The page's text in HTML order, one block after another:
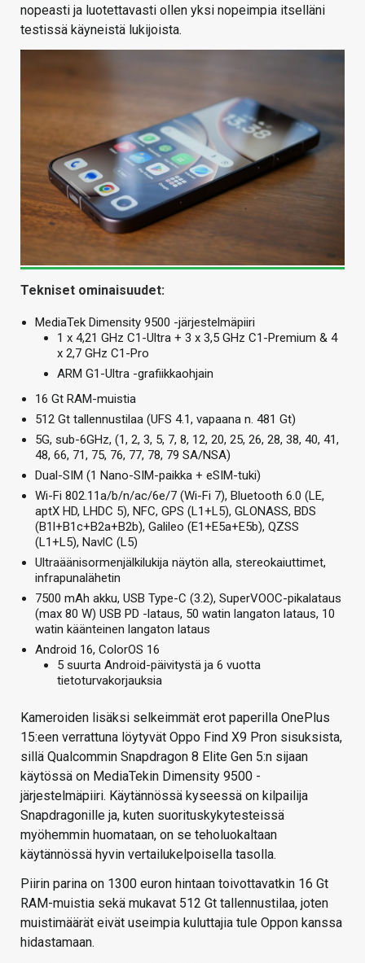
nopeasti ja luotettavasti ollen yksi nopeimpia itselläni
testissä käyneistä lukijoista.
Tekniset ominaisuudet:
MediaTek Dimensity 9500 -järjestelmäpiiri
1 x 4,21 GHz C1-Ultra + 3 x 3,5 GHz C1-Premium & 4
x 2,7 GHz C1-Pro
ARM G1-Ultra -grafiikkaohjain
16 Gt RAM-muistia
512 Gt tallennustilaa (UFS 4.1, vapaana n. 481 Gt)
5G, sub-6GHz, (1, 2, 3, 5, 7, 8, 12, 20, 25, 26, 28, 38, 40, 41,
48, 66, 71, 75, 76, 77, 78, 79 SA/NSA)
Dual-SIM (1 Nano-SIM-paikka + eSIM-tuki)
Wi-Fi 802.11a/b/n/ac/6e/7 (Wi-Fi 7), Bluetooth 6.0 (LE,
aptX HD, LHDC 5), NFC, GPS (L1+L5), GLONASS, BDS
(B1l+B1c+B2a+B2b), Galileo (E1+E5a+E5b), QZSS
(L1+L5), NavlC (L5)
Ultraäänisormenjälkilukija näytön alla, stereokaiuttimet,
infrapunalähetin
7500 mAh akku, USB Type-C (3.2), SuperVOOC-pikalataus
(max 80 W) USB PD -lataus, 50 watin langaton lataus, 10
watin käänteinen langaton lataus
Android 16, ColorOS 16
5 suurta Android-päivitystä ja 6 vuotta
tietoturvakorjauksia
Kameroiden lisäksi selkeimmät erot paperilla OnePlus
15:een verrattuna löytyvät Oppo Find X9 Pron sisuksista,
sillä Qualcommin Snapdragon 8 Elite Gen 5:n sijaan
käytössä on MediaTekin Dimensity 9500 -
järjestelmäpiiri. Käytännössä kyseessä on kilpailija
Snapdragonille ja, kuten suorituskykytesteissä
myöhemmin huomataan, on se teholuokaltaan
käytännössä hyvin vertailukelpoisella tasolla.
Piirin parina on 1300 euron hintaan toivottavatkin 16 Gt
RAM-muistia sekä mukavat 512 Gt tallennustilaa, joten
muistimäärät eivät useimpia kuluttajia tule Oppon kanssa
hidastamaan.